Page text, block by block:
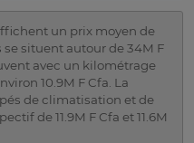
un prix moyen de
se situent autour de 34M F
avec un kilométrage
10.9M F Cfa. La
de climatisation et de
de 11.9M F Cfa et 11.6M